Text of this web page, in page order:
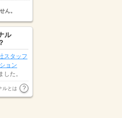
ん。
ル
スタッフ
ョン
した。
スタッ
ルを送り
ルとは